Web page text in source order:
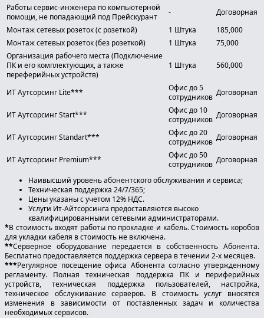
Работы сервис-инженера по компьютерной
помощи, не попадающий под Прейскурант
-
Договорная
Монтаж сетевых розеток (с розеткой)
1 Штука
185,000
Монтаж сетевых розеток (без розеткой)
1 Штука
75,000
Организация рабочего места (Подключение
ПК и его комплектующих, а также
переферийных устройств)
1 Штука 560,000
ИТ Аутсорсинг Lite***
Офис до 5
сотрудников Договорная
ИТ Аутсорсинг Start***
Офис до 10
сотрудников Договорная
ИТ Аутсорсинг Standart***
Офис до 20
сотрудников Договорная
ИТ Аутсорсинг Premium***
Офис до 50
сотрудников Договорная
Наивысший уровень абонентского обслуживания и сервиса;
Техническая поддержка 24/7/365;
Цены указаны с учетом 12% НДС.
Услуги Ит-Айтсорсинга предоставляются высоко
квалифицированными сетевыми администраторами.
*В стоимость входят работы по прокладке и кабель. Стоимость коробов
для укладки кабеля в стоимость не включена.
**Серверное оборудование передается в собственность Абонента.
Бесплатно предоставляется поддержка сервера в течении 2-х месяцев.
***Регулярное посещение офиса Абонента согласно утвержденному
регламенту. Полная техническая поддержка ПК и периферийных
устройств, техническая поддержка пользователей, настройка,
техническое обслуживание серверов. В стоимость услуг вносятся
изменения в зависимости от поставленных задач и количества
необходимых сервисов.